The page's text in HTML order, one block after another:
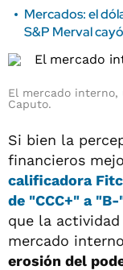
Mercados: el
S&P Merval
El mercado
Caputo.
Si bien la
financieros
calificadora
de "CCC+" a "B-
que la
mercado
erosión del